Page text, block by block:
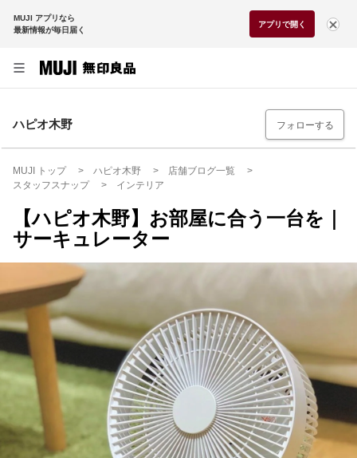
MUJI アプリなら
最新情報が毎日届く
アプリで開く
ハピオ木野 フォローする
MUJI トップ ハピオ木野
店舗ブログ一覧
スタッフスナップ
インテリア
【ハピオ木野】お部屋に合う一台を｜
サーキュレーター